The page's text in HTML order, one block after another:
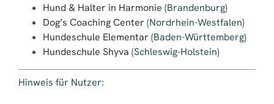
Hund & Halter in Harmonie (Brandenburg)
Dog’s Coaching Center (Nordrhein-Westfalen)
Hundeschule Elementar (Baden-Württemberg)
Hundeschule Shyva (Schleswig-Holstein)
Hinweis für Nutzer: